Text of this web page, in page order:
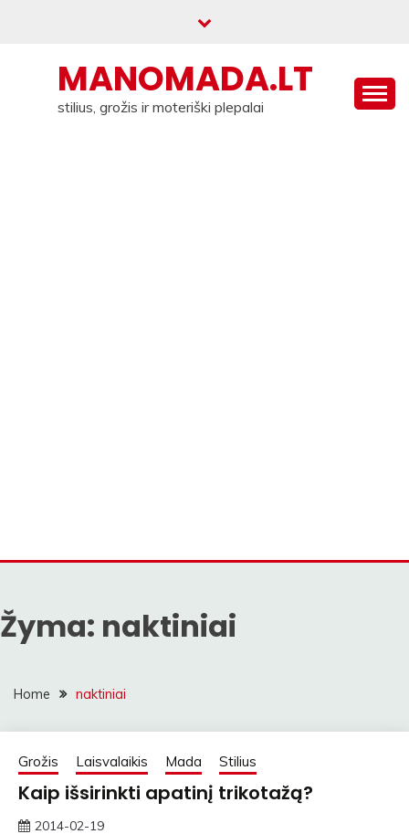
MANOMADA.LT
stilius, grožis ir moteriški plepalai
Žyma: naktiniai
Home naktiniai
Grožis Laisvalaikis Mada Stilius
Kaip išsirinkti apatinį trikotažą?
2014-02-19